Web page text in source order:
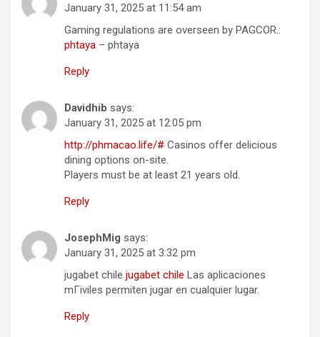
January 31, 2025 at 11:54 am
Gaming regulations are overseen by PAGCOR.:
phtaya – phtaya
Reply
Davidhib says:
January 31, 2025 at 12:05 pm
http://phmacao.life/# Casinos offer delicious
dining options on-site.
Players must be at least 21 years old.
Reply
JosephMig says:
January 31, 2025 at 3:32 pm
jugabet chile jugabet chile Las aplicaciones
mГіviles permiten jugar en cualquier lugar.
Reply